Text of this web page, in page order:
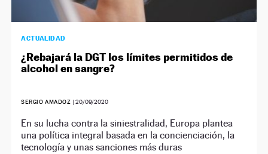
ACTUALIDAD
¿Rebajará la DGT los límites permitidos de
alcohol en sangre?
SERGIO AMADOZ | 20/09/2020
En su lucha contra la siniestralidad, Europa plantea
una política integral basada en la concienciación, la
tecnología y unas sanciones más duras